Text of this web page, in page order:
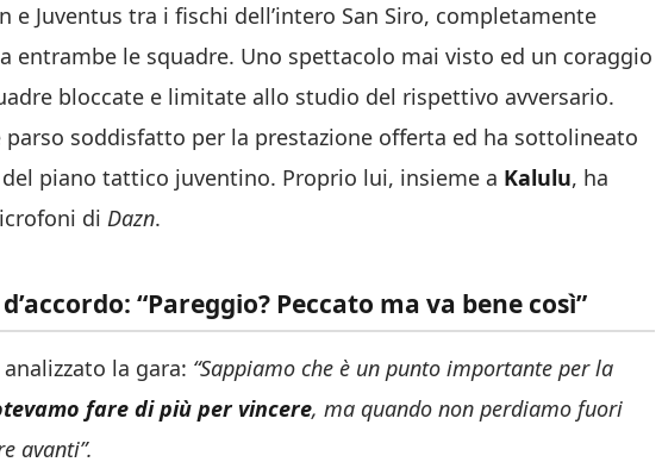
e Juventus tra i fischi dell’intero San Siro, completamente
entrambe le squadre. Uno spettacolo mai visto ed un coraggio
bloccate e limitate allo studio del rispettivo avversario.
soddisfatto per la prestazione offerta ed ha sottolineato
del piano tattico juventino. Proprio lui, insieme a Kalulu, ha
di Dazn.
“Pareggio? Peccato ma va bene così”
la gara: “Sappiamo che è un punto importante per la
fare di più per vincere, ma quando non perdiamo fuori
avanti”.